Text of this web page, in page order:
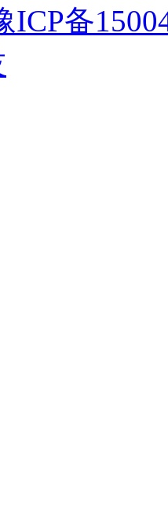
ICP备